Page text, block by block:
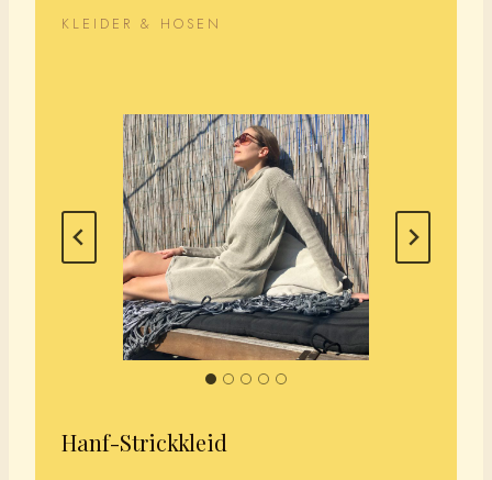
KLEIDER & HOSEN
Hanf-Strickkleid